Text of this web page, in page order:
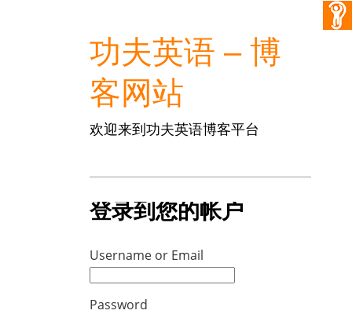
功夫英语 – 博
客网站
欢迎来到功夫英语博客平台
登录到您的帐户
Username or Email
Password